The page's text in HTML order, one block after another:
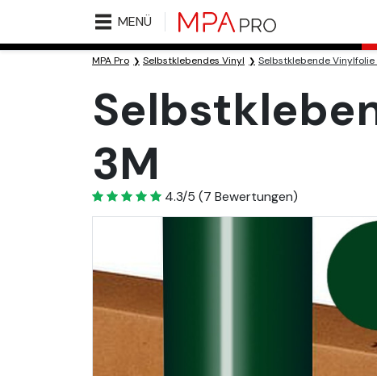
MENÜ
MPA Pro Selbstklebendes Vinyl Selbstklebende
3M
4.3
4.3/5 (7 Bewertungen)